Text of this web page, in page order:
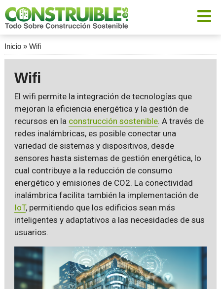
Inicio» Wifi
Wifi
El wifi permite la integración de tecnologías que
mejoran la eficiencia energética y la gestión de
recursos en la construcción sostenible. A través de
redes inalámbricas, es posible conectar una
variedad de sistemas y dispositivos, desde
sensores hasta sistemas de gestión energética, lo
cual contribuye a la reducción de consumo
energético y emisiones de CO2. La conectividad
inalámbrica facilita también la implementación de
IoT, permitiendo que los edificios sean más
inteligentes y adaptativos a las necesidades de sus
usuarios.